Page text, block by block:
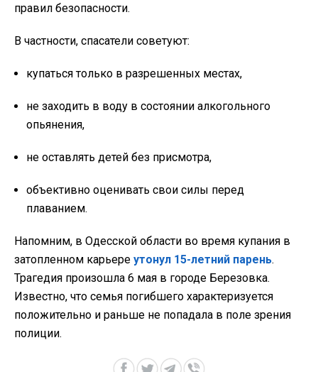
правил безопасности.
В частности, спасатели советуют:
купаться только в разрешенных местах,
не заходить в воду в состоянии алкогольного
опьянения,
не оставлять детей без присмотра,
объективно оценивать свои силы перед
плаванием.
Напомним, в Одесской области во время купания в
затопленном карьере утонул 15-летний парень.
Трагедия произошла 6 мая в городе Березовка.
Известно, что семья погибшего характеризуется
положительно и раньше не попадала в поле зрения
полиции.